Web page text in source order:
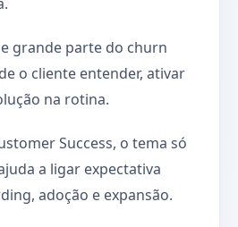
grande parte do churn
o cliente entender, ativar
na rotina.
Success, o tema só
a ligar expectativa
adoção e expansão.